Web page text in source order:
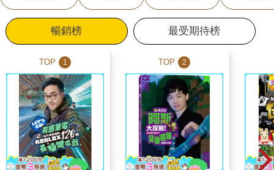
暢銷榜 最受期待榜
TOP 1 TOP 2